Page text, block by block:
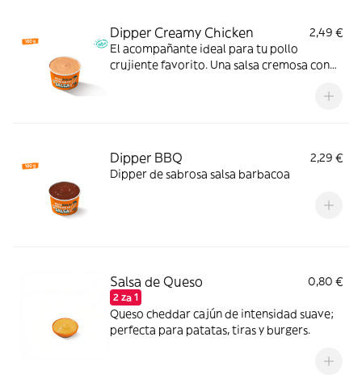
Dipper Creamy Chicken
2,49 €
El acompañante ideal para tu pollo
crujiente favorito. Una salsa cremosa con
Dipper BBQ
2,29 €
Dipper de sabrosa salsa barbacoa
Salsa de Queso
2 za 1
0,80 €
Queso cheddar cajún de intensidad suave;
perfecta para patatas, tiras y burgers.